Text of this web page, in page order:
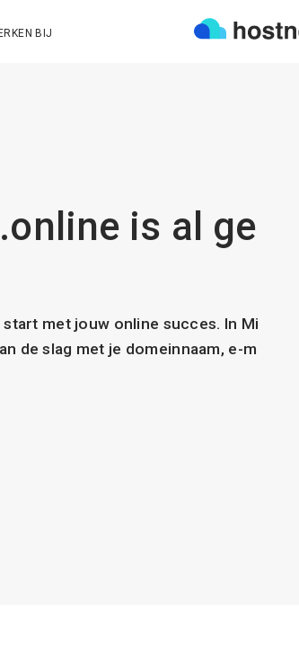
BIJ
is al ge
met jouw online succes. In Mi
de slag met je domeinnaam, e-m